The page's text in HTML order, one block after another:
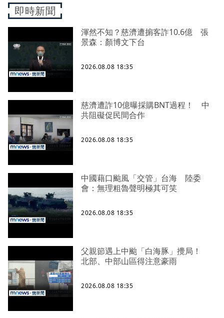
即時新聞
渾然不知？慈濟遭掮客詐10.6億 張
景森：顏博文下台
2026.08.08 18:35
慈濟遭詐10億曝採購BNT過程！ 中
共阻礙促民間合作
2026.08.08 18:35
中國藉口颱風「交管」台海 陸委
會：無理粗魯聲明極其可笑
2026.08.08 18:35
父親節遇上中颱「白海豚」攪局！
北部、中部山區得注意豪雨
2026.08.08 18:35